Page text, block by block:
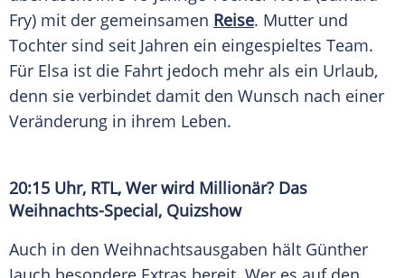
Fry) mit der gemeinsamen Reise. Mutter und
Tochter sind seit Jahren ein eingespieltes Team.
Für Elsa ist die Fahrt jedoch mehr als ein Urlaub,
denn sie verbindet damit den Wunsch nach einer
Veränderung in ihrem Leben.
20:15 Uhr, RTL, Wer wird Millionär? Das
Weihnachts-Special, Quizshow
Auch in den Weihnachtsausgaben hält Günther